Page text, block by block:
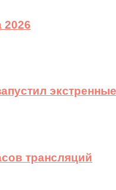
2026
трансляций